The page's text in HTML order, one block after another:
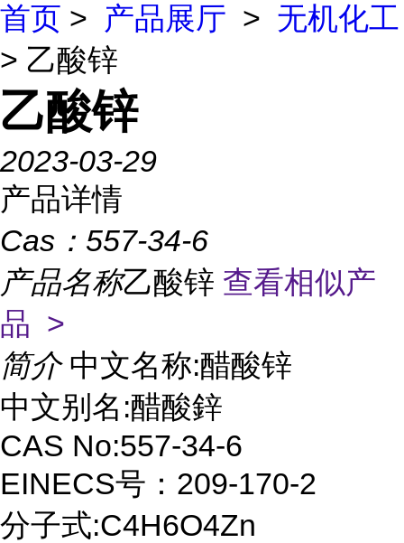
首页 > 产品展厅 > 无机化工
> 乙酸锌
乙酸锌
2023-03-29
产品详情
Cas： 557-34-6
产品名称乙酸锌 查看相似产
品 >
简介 中文名称:醋酸锌
中文别名:醋酸鋅
CAS No:557-34-6
EINECS号：209-170-2
分子式:C4H6O4Zn